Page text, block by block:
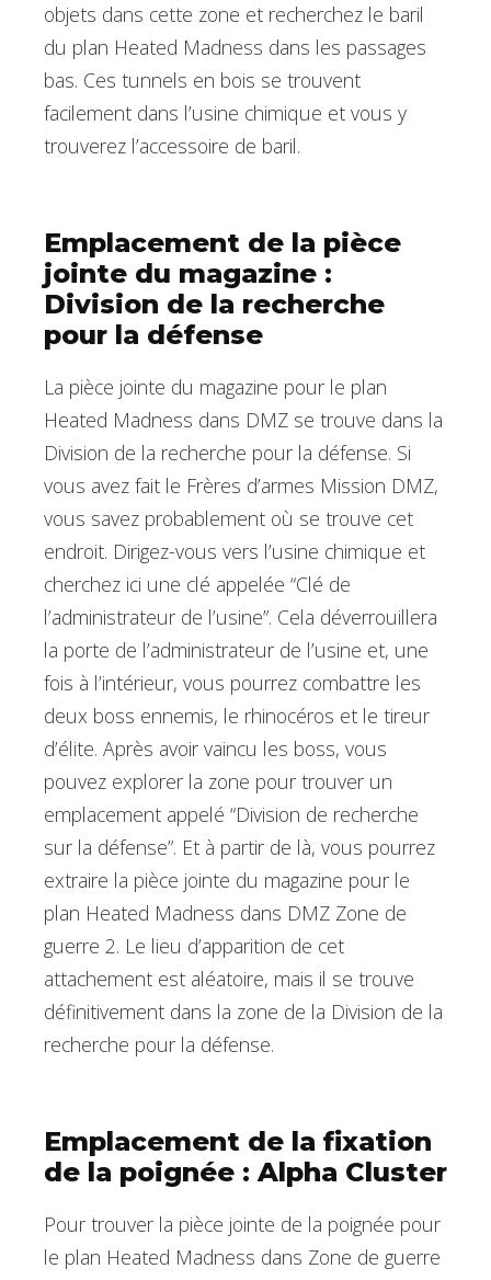
objets dans cette zone et recherchez le baril
du plan Heated Madness dans les passages
bas. Ces tunnels en bois se trouvent
facilement dans l’usine chimique et vous y
trouverez l’accessoire de baril.
Emplacement de la pièce
jointe du magazine :
Division de la recherche
pour la défense
La pièce jointe du magazine pour le plan
Heated Madness dans DMZ se trouve dans la
Division de la recherche pour la défense. Si
vous avez fait le Frères d’armes Mission DMZ,
vous savez probablement où se trouve cet
endroit. Dirigez-vous vers l’usine chimique et
cherchez ici une clé appelée “Clé de
l’administrateur de l’usine”. Cela déverrouillera
la porte de l’administrateur de l’usine et, une
fois à l’intérieur, vous pourrez combattre les
deux boss ennemis, le rhinocéros et le tireur
d’élite. Après avoir vaincu les boss, vous
pouvez explorer la zone pour trouver un
emplacement appelé “Division de recherche
sur la défense”. Et à partir de là, vous pourrez
extraire la pièce jointe du magazine pour le
plan Heated Madness dans DMZ Zone de
guerre 2. Le lieu d’apparition de cet
attachement est aléatoire, mais il se trouve
définitivement dans la zone de la Division de la
recherche pour la défense.
Emplacement de la fixation
de la poignée : Alpha Cluster
Pour trouver la pièce jointe de la poignée pour
le plan Heated Madness dans Zone de guerre